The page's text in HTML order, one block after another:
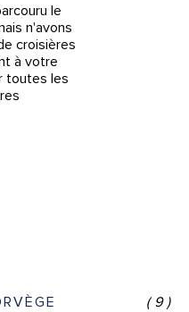
le
n'avons
croisières
à votre
toutes les
(9)